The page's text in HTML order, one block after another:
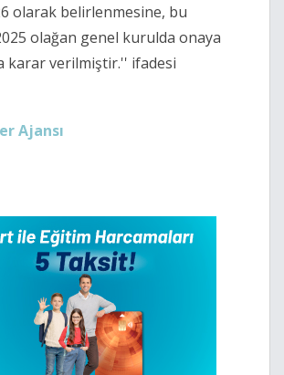
olarak belirlenmesine, bu
olağan genel kurulda onaya
karar verilmiştir.'' ifadesi
Ajansı